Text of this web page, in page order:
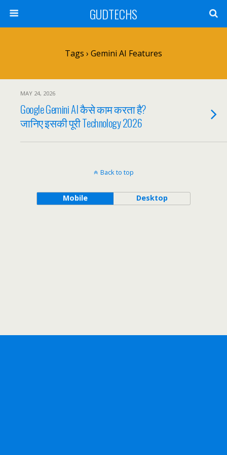
GUDTECHS
Tags › Gemini AI Features
MAY 24, 2026
Google Gemini AI कैसे काम करता है?
जानिए इसकी पूरी Technology 2026
Back to top
Mobile Desktop